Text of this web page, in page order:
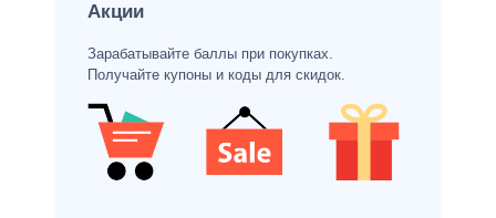
Акции
Зарабатывайте баллы при покупках.
Получайте купоны и коды для скидок.